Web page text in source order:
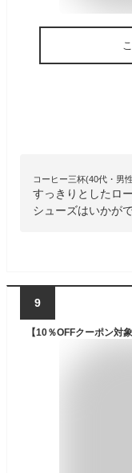
コーヒー三杯(40代・男
すっきりとしたロ
シューズはいかが
9